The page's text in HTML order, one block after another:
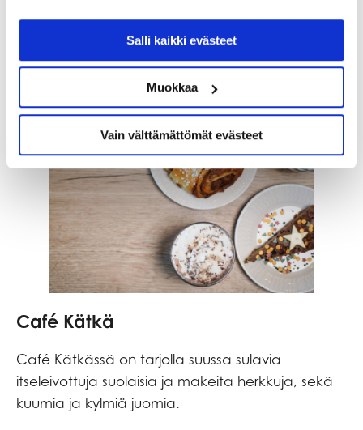
Salli kaikki evästeet
Muokkaa
Vain välttämättömät evästeet
Café Kätkä
Café Kätkässä on tarjolla suussa sulavia
itseleivottuja suolaisia ja makeita herkkuja, sekä
kuumia ja kylmiä juomia.